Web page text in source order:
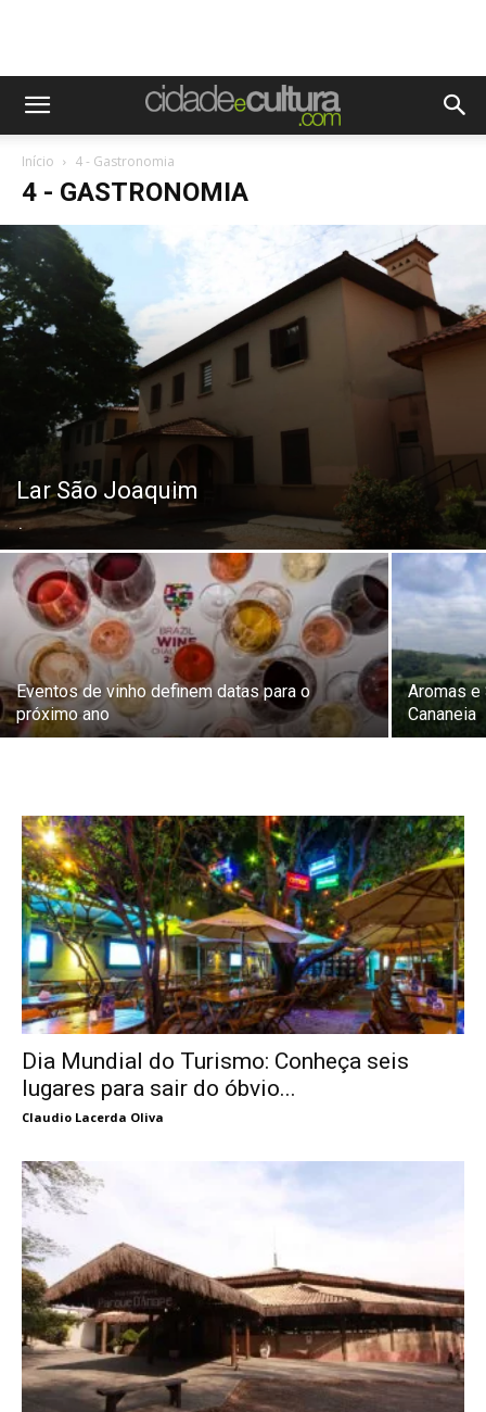
Início 4 - Gastronomia
4 - GASTRONOMIA
Lar São Joaquim
.
Eventos de vinho definem datas para o
próximo ano
Aromas e
Cananeia
Dia Mundial do Turismo: Conheça seis
lugares para sair do óbvio...
Claudio Lacerda Oliva